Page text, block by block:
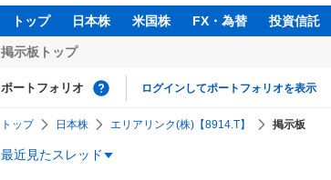
トップ 日本株 米国株 FX・為替 投資信託
掲示板トップ
ポートフォリオ ログインしてポートフォリオを表示
トップ 日本株 エリアリンク(株)【8914.T】 掲示板
最近見たスレッド